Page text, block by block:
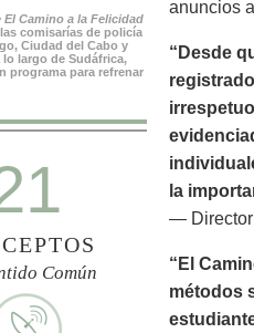
Camino a la Felicidad
comisarías de policía
Ciudad del Cabo y
largo de Sudáfrica,
programa para refrenar
anuncios
Común
“Desde
la
— Director
“El
métodos